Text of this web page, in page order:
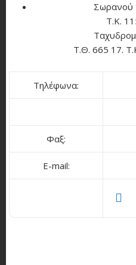
Σωρανού
Τ.Κ.
Τ.Θ. 665 17.
Τηλέφωνα:
Φαξ:
E-mail: